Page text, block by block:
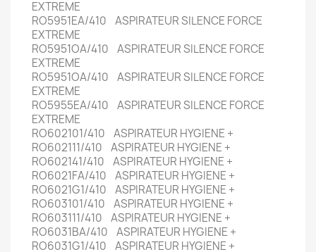
EXTREME
RO5951EA/410 ASPIRATEUR SILENCE FORCE
EXTREME
RO5951OA/410 ASPIRATEUR SILENCE FORCE
EXTREME
RO5951OA/410 ASPIRATEUR SILENCE FORCE
EXTREME
RO5955EA/410 ASPIRATEUR SILENCE FORCE
EXTREME
RO602101/410 ASPIRATEUR HYGIENE +
RO602111/410 ASPIRATEUR HYGIENE +
RO602141/410 ASPIRATEUR HYGIENE +
RO6021FA/410 ASPIRATEUR HYGIENE +
RO6021G1/410 ASPIRATEUR HYGIENE +
RO603101/410 ASPIRATEUR HYGIENE +
RO603111/410 ASPIRATEUR HYGIENE +
RO6031BA/410 ASPIRATEUR HYGIENE +
RO6031G1/410 ASPIRATEUR HYGIENE +